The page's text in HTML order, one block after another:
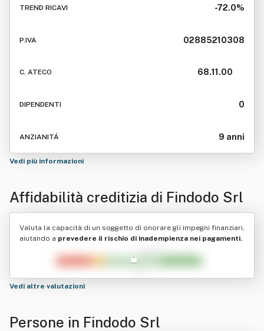
TREND RICAVI -72.0%
P.IVA 02885210308
C. ATECO 68.11.00
DIPENDENTI 0
ANZIANITÁ 9 anni
Vedi più informazioni
Affidabilità creditizia di Findodo Srl
Valuta la capacità di un soggetto di onorare gli impegni finanziari,
aiutando a prevedere il rischio di inadempienza nei pagamenti.
Vedi altre valutazioni
Persone in Findodo Srl